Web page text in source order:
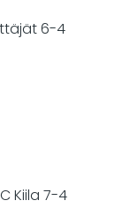
6-4
Kiila 7-4